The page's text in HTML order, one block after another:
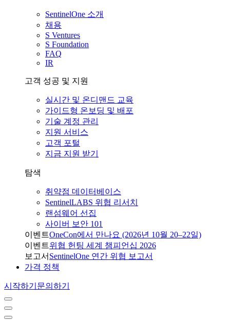
SentinelOne 소개
채용
S Ventures
S Foundation
FAQ
IR
고객 성공 및 지원
실시간 및 온디맨드 교육
가이드형 온보딩 및 배포
기술 계정 관리
지원 서비스
고객 포털
지금 지원 받기
탐색
취약점 데이터베이스
SentinelLABS 위협 리서치
랜섬웨어 선집
사이버 보안 101
이벤트OneCon에서 만나요 (2026년 10월 20–22일)
이벤트위협 헌팅 세계 챔피언십 2026
보고서 SentinelOne 연간 위협 보고서
가격 정책
시작하기 문의하기